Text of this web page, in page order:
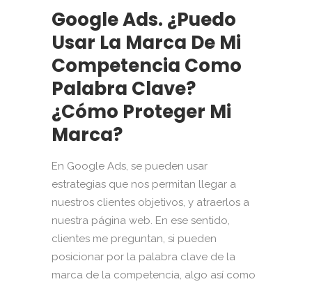
Google Ads. ¿Puedo
Usar La Marca De Mi
Competencia Como
Palabra Clave?
¿Cómo Proteger Mi
Marca?
En Google Ads, se pueden usar
estrategias que nos permitan llegar a
nuestros clientes objetivos, y atraerlos a
nuestra página web. En ese sentido,
clientes me preguntan, si pueden
posicionar por la palabra clave de la
marca de la competencia, algo así como